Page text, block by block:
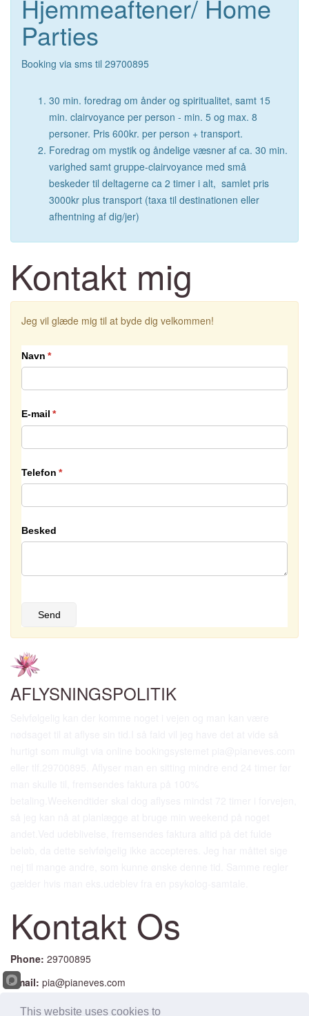
Hjemmeaftener/ Home
Parties
Booking via sms til 29700895
30 min. foredrag om ånder og spiritualitet, samt 15
min. clairvoyance per person - min. 5 og max. 8
personer. Pris 600kr. per person + transport.
Foredrag om mystik og åndelige væsner af ca. 30 min.
varighed samt gruppe-clairvoyance med små
beskeder til deltagerne ca 2 timer i alt, samlet pris
3000kr plus transport (taxa til destinationen eller
afhentning af dig/jer)
Kontakt mig
Jeg vil glæde mig til at byde dig velkommen!
Navn *
(påkrævet)
E-mail *
(påkrævet)
Telefon *
(påkrævet)
Besked
Send
AFLYSNINGSPOLITIK
Kontakt Os
Phone: 29700895
Email: pia@pianeves.com
This website uses cookies to